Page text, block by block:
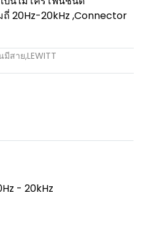
20Hz-20kHz ,Connector
มีสาย,LEWITT
- 20kHz